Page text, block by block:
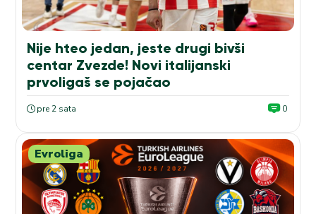
Nije hteo jedan, jeste drugi bivši
centar Zvezde! Novi italijanski
prvoligaš se pojačao
pre 2 sata 0
Evroliga